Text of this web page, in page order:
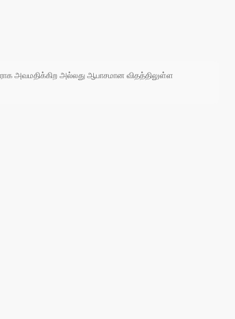
அவமதிக்கிற அல்லது ஆபாசமான விதத்திலுள்ள